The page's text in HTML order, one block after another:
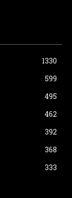
1330
599
495
462
392
368
333